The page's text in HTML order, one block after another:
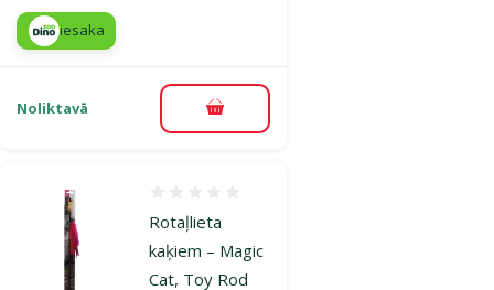
iesaka
Noliktavā Pievienot grozam
Rotaļlieta
kaķiem – Magic
Cat, Toy Rod